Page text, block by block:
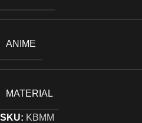
ANIME
MATERIAL
SKU: KBMM